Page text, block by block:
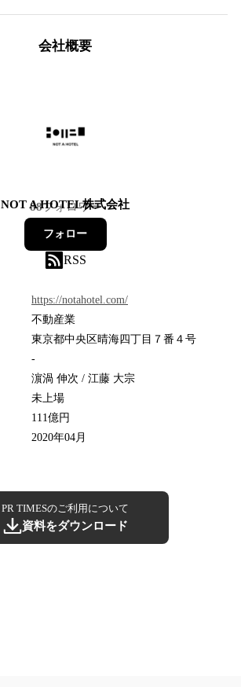
会社概要
NOT A HOTEL株式会社
88フォロワー
フォロー
RSS
https://notahotel.com/
不動産業
東京都中央区晴海四丁目７番４号
-
濵渦 伸次 / 江藤 大宗
未上場
111億円
2020年04月
PR TIMESのご利用について
資料をダウンロード